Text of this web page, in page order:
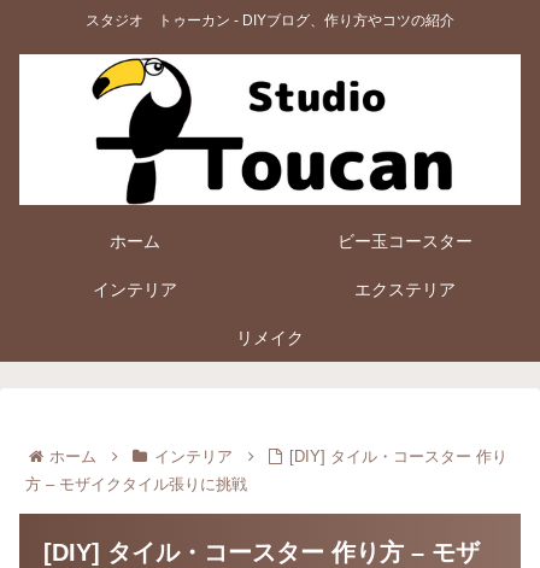
スタジオ トゥーカン - DIYブログ、作り方やコツの紹介
ホーム ビー玉コースター
インテリア エクステリア
リメイク
ホーム インテリア
[DIY] タイル・コースター 作り
方 – モザイクタイル張りに挑戦
[DIY] タイル・コースター 作り方 – モザ